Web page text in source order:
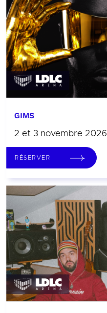
GIMS
2 et 3 novembre 2026
RÉSERVER